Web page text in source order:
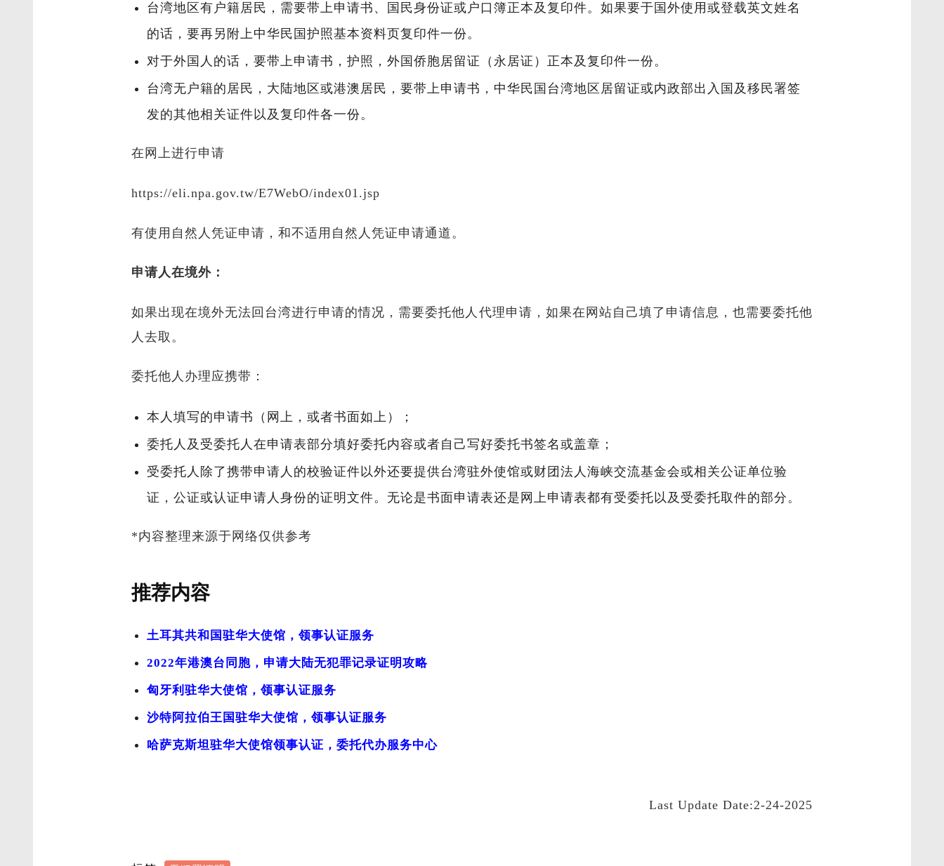
台湾地区有户籍居民，需要带上申请书、国民身份证或户口簿正本及复印件。如果要于国外使用或登载英文姓名
的话，要再另附上中华民国护照基本资料页复印件一份。
对于外国人的话，要带上申请书，护照，外国侨胞居留证（永居证）正本及复印件一份。
台湾无户籍的居民，大陆地区或港澳居民，要带上申请书，中华民国台湾地区居留证或内政部出入国及移民署签
发的其他相关证件以及复印件各一份。
在网上进行申请
https://eli.npa.gov.tw/E7WebO/index01.jsp
有使用自然人凭证申请，和不适用自然人凭证申请通道。
申请人在境外：
如果出现在境外无法回台湾进行申请的情况，需要委托他人代理申请，如果在网站自己填了申请信息，也需要委托他
人去取。
委托他人办理应携带：
本人填写的申请书（网上，或者书面如上）；
委托人及受委托人在申请表部分填好委托内容或者自己写好委托书签名或盖章；
受委托人除了携带申请人的校验证件以外还要提供台湾驻外使馆或财团法人海峡交流基金会或相关公证单位验
证，公证或认证申请人身份的证明文件。无论是书面申请表还是网上申请表都有受委托以及受委托取件的部分。
*内容整理来源于网络仅供参考
推荐内容
土耳其共和国驻华大使馆，领事认证服务
2022年港澳台同胞，申请大陆无犯罪记录证明攻略
匈牙利驻华大使馆，领事认证服务
沙特阿拉伯王国驻华大使馆，领事认证服务
哈萨克斯坦驻华大使馆领事认证，委托代办服务中心
Last Update Date:2-24-2025